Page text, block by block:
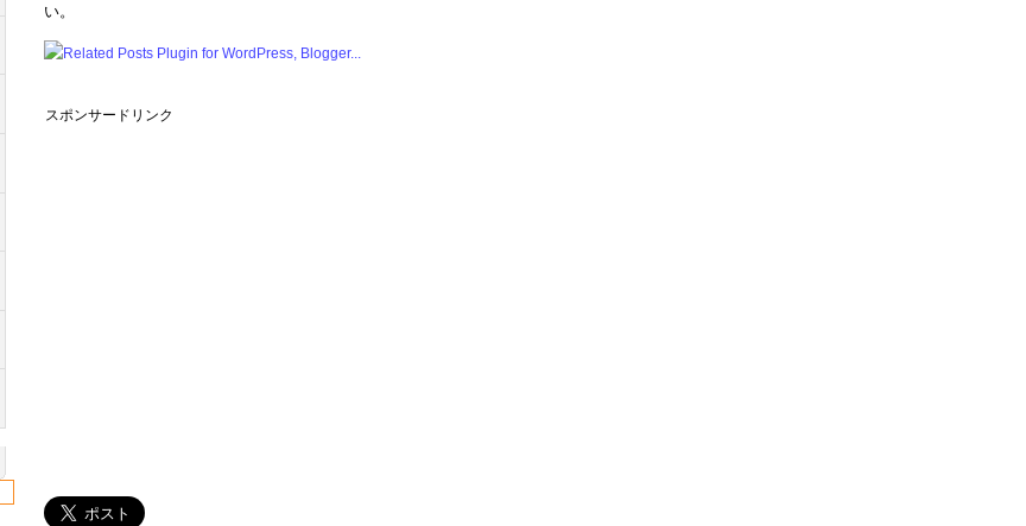
い。
スポンサードリンク